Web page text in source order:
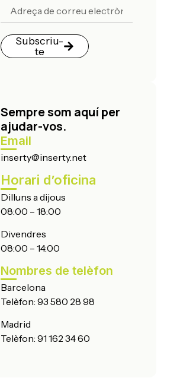
Subscriu-
te
Sempre som aquí per
ajudar-vos.
Email
inserty@inserty.net
Horari d’oficina
Dilluns a dijous
08:00 – 18:00
Divendres
08:00 – 14:00
Nombres de telèfon
Barcelona
Telèfon:93 580 28 98
Madrid
Telèfon:91 162 34 60